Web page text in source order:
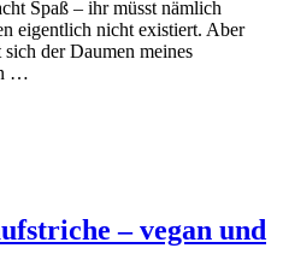
Spaß – ihr müsst nämlich
eigentlich nicht existiert. Aber
der Daumen meines
…
– vegan und